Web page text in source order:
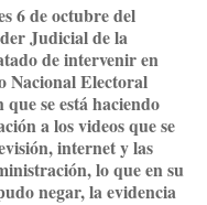
6 de octubre del
Judicial de la
de intervenir en
Nacional Electoral
se está haciendo
a los videos que se
internet y las
lo que en su
negar, la evidencia